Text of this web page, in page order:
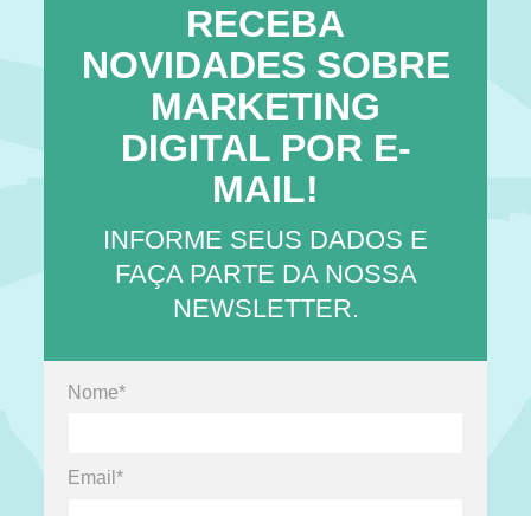
RECEBA
NOVIDADES SOBRE
MARKETING
DIGITAL POR E-
MAIL!
INFORME SEUS DADOS E
FAÇA PARTE DA NOSSA
NEWSLETTER.
Nome*
Email*